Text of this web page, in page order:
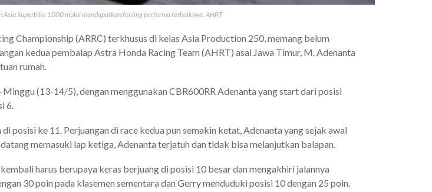
Asia Superbike 1000 mulai mendapatkan feeling performa terbaiknya. AHRT
Championship (ARRC) terkhusus di kelas Asia Production 250, memang belum
kedua pembalap Astra Honda Racing Team (AHRT) asal Jawa Timur, M. Adenanta
rumah.
(13-14/5), dengan menggunakan CBR600RR Adenanta yang start dari posisi
6.
posisi ke 11. Perjuangan di race kedua pun semakin ketat, Adenanta yang sejak awal
memasuki lap ketiga, Adenanta terjatuh dan tidak bisa melanjutkan balapan.
harus berupaya keras berjuang di posisi 10 besar dan mengakhiri jalannya
30 poin pada klasemen sementara dan Gerry menduduki posisi 10 dengan 25 poin.